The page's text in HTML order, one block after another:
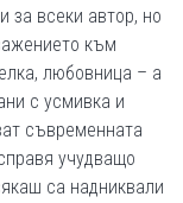
за всеки автор, но
към
любовница – а
с усмивка и
съвременната
учудващо
са надниквали